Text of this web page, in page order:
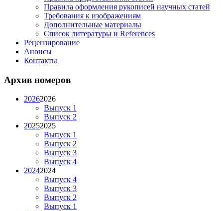
Правила оформления рукописей научных статей
Требования к изображениям
Дополнительные материалы
Список литературы и References
Рецензирование
Анонсы
Контакты
Архив номеров
20262026
Выпуск 1
Выпуск 2
20252025
Выпуск 1
Выпуск 2
Выпуск 3
Выпуск 4
20242024
Выпуск 4
Выпуск 3
Выпуск 2
Выпуск 1